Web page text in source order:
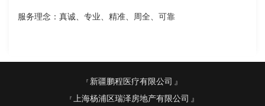
服务理念：真诚、专业、精准、周全、可靠
新疆鹏程医疗有限公司
上海杨浦区瑞泽房地产有限公司